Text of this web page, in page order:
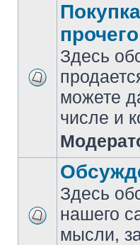
прочего
Здесь
можете
числе и
Здесь
нашего
мысли,